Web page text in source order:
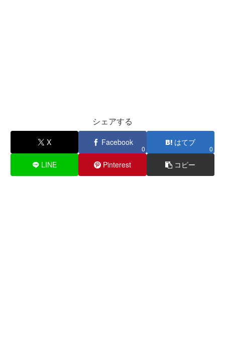
シェアする
X Facebook
0
はてブ
0
LINE Pinterest コピー